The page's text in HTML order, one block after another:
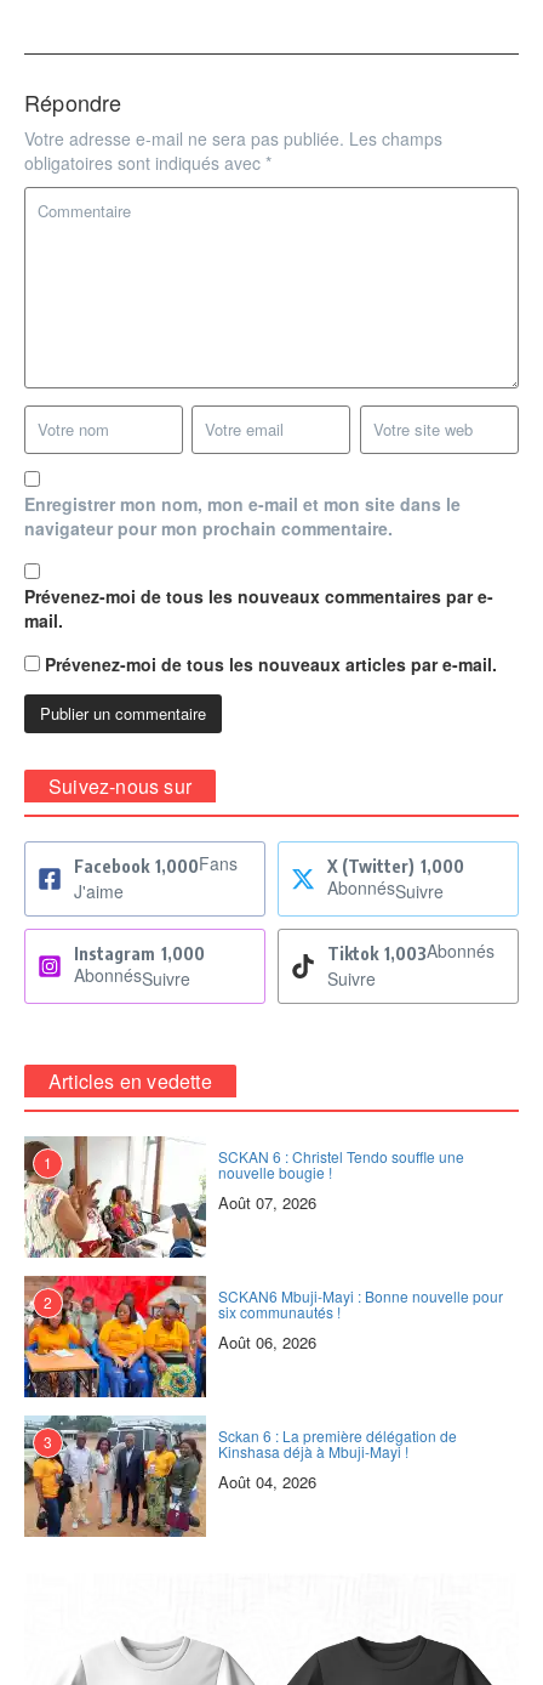
Répondre
Votre adresse e-mail ne sera pas publiée. Les champs
obligatoires sont indiqués avec *
Enregistrer mon nom, mon e-mail et mon site dans le
navigateur pour mon prochain commentaire.
Prévenez-moi de tous les nouveaux commentaires par e-
mail.
Prévenez-moi de tous les nouveaux articles par e-mail.
Suivez-nous sur
Facebook 1,000Fans
J'aime
X (Twitter) 1,000
AbonnésSuivre
Instagram 1,000
AbonnésSuivre
Tiktok 1,003Abonnés
Suivre
Articles en vedette
1 SCKAN 6 : Christel Tendo souffle une
nouvelle bougie !
Août 07, 2026
2 SCKAN6 Mbuji-Mayi : Bonne nouvelle pour
six communautés !
Août 06, 2026
3 Sckan 6 : ‎La première délégation de
Kinshasa déjà à Mbuji-Mayi !
Août 04, 2026